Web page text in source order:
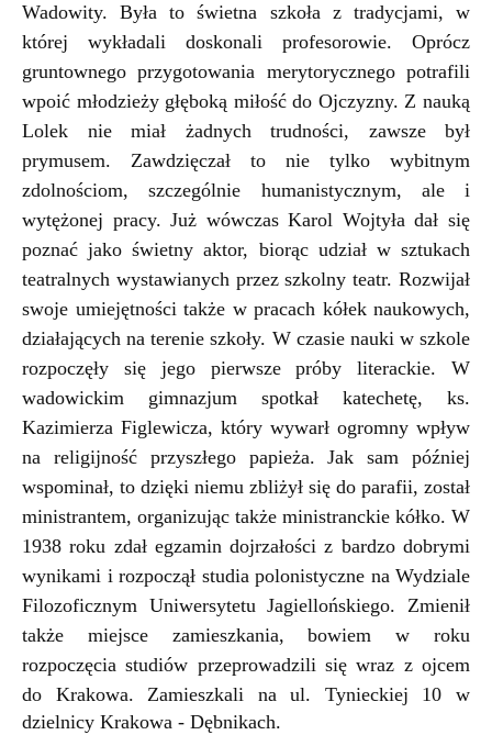
Wadowity. Była to świetna szkoła z tradycjami, w
której wykładali doskonali profesorowie. Oprócz
gruntownego przygotowania merytorycznego potrafili
wpoić młodzieży głęboką miłość do Ojczyzny. Z nauką
Lolek nie miał żadnych trudności, zawsze był
prymusem. Zawdzięczał to nie tylko wybitnym
zdolnościom, szczególnie humanistycznym, ale i
wytężonej pracy. Już wówczas Karol Wojtyła dał się
poznać jako świetny aktor, biorąc udział w sztukach
teatralnych wystawianych przez szkolny teatr. Rozwijał
swoje umiejętności także w pracach kółek naukowych,
działających na terenie szkoły. W czasie nauki w szkole
rozpoczęły się jego pierwsze próby literackie. W
wadowickim gimnazjum spotkał katechetę, ks.
Kazimierza Figlewicza, który wywarł ogromny wpływ
na religijność przyszłego papieża. Jak sam później
wspominał, to dzięki niemu zbliżył się do parafii, został
ministrantem, organizując także ministranckie kółko. W
1938 roku zdał egzamin dojrzałości z bardzo dobrymi
wynikami i rozpoczął studia polonistyczne na Wydziale
Filozoficznym Uniwersytetu Jagiellońskiego. Zmienił
także miejsce zamieszkania, bowiem w roku
rozpoczęcia studiów przeprowadzili się wraz z ojcem
do Krakowa. Zamieszkali na ul. Tynieckiej 10 w
dzielnicy Krakowa - Dębnikach.